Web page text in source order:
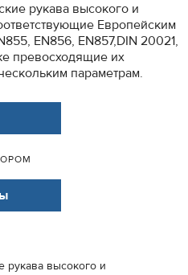
рукава высокого и
Европейским
EN856, EN857,DIN 20021,
превосходящие их
параметрам.
рукава высокого и